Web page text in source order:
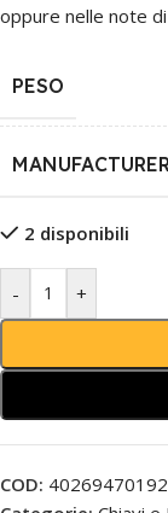
oppure nelle note
PESO
2 disponibili
- +
COD: